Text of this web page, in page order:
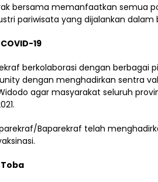
bersama memanfaatkan semua
pariwisata yang dijalankan dalam
19
berkolaborasi dengan berbagai
dengan menghadirkan sentra
agar masyarakat seluruh
Baparekraf telah